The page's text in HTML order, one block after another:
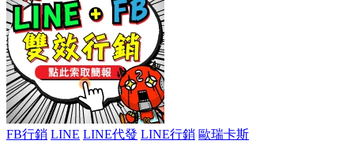
FB行銷 LINE LINE代發 LINE行銷 歐瑞卡斯